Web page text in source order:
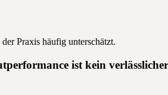
Praxis häufig unterschätzt.
ist kein verlässlicher